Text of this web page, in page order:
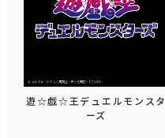
遊☆戯☆王デュエルモンスタ
ーズ